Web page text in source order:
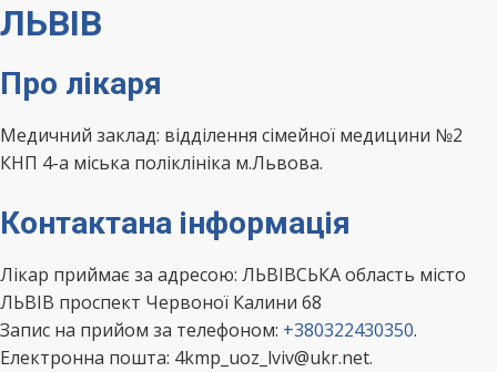
ЛЬВІВ
Про лікаря
Медичний заклад: відділення сімейної медицини №2
КНП 4-а міська поліклініка м.Львова.
Контактана інформація
Лікар приймає за адресою: ЛЬВІВСЬКА область місто
ЛЬВІВ проспект Червоної Калини 68
Запис на прийом за телефоном: +380322430350.
Електронна пошта: 4kmp_uoz_lviv@ukr.net.